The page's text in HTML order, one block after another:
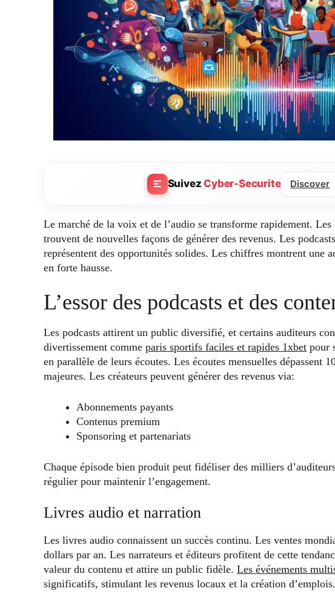
SuivezCyber-Securite Discover
Le marché de la voix et de l’audio se transforme rapidement. Les
trouvent de nouvelles façons de générer des revenus. Les
représentent des opportunités solides. Les chiffres montrent une
en forte hausse.
L’essor des podcasts et des
Les podcasts attirent un public diversifié, et certains auditeurs
divertissement comme paris sportifs faciles et rapides 1xbet pour
en parallèle de leurs écoutes. Les écoutes mensuelles dépassent
majeures. Les créateurs peuvent générer des revenus via:
Abonnements payants
Contenus premium
Sponsoring et partenariats
Chaque épisode bien produit peut fidéliser des milliers
régulier pour maintenir l’engagement.
Livres audio et narration
Les livres audio connaissent un succès continu. Les ventes
dollars par an. Les narrateurs et éditeurs profitent de cette
valeur du contenu et attire un public fidèle. Les événements
significatifs, stimulant les revenus locaux et la création d’emplois.